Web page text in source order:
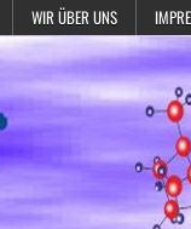
WIR ÜBER UNS